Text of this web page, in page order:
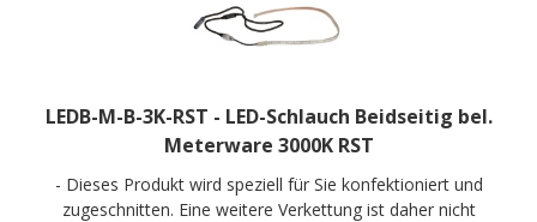
LEDB-M-B-3K-RST - LED-Schlauch Beidseitig bel.
Meterware 3000K RST
- Dieses Produkt wird speziell für Sie konfektioniert und
zugeschnitten. Eine weitere Verkettung ist daher nicht